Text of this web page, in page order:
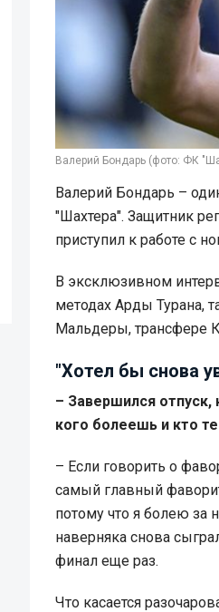
Валерий Бондарь (фото: ФК
Валерий Бондарь –
"Шахтера". Защитник
приступил к работе с
В эксклюзивном
методах Арды Турана,
Мальдеры, трансфере
"Хотел бы снова
– Завершился
кого болеешь и кто
– Если говорить о
самый главный
потому что я болею за
наверняка снова
финал еще раз.
Что касается